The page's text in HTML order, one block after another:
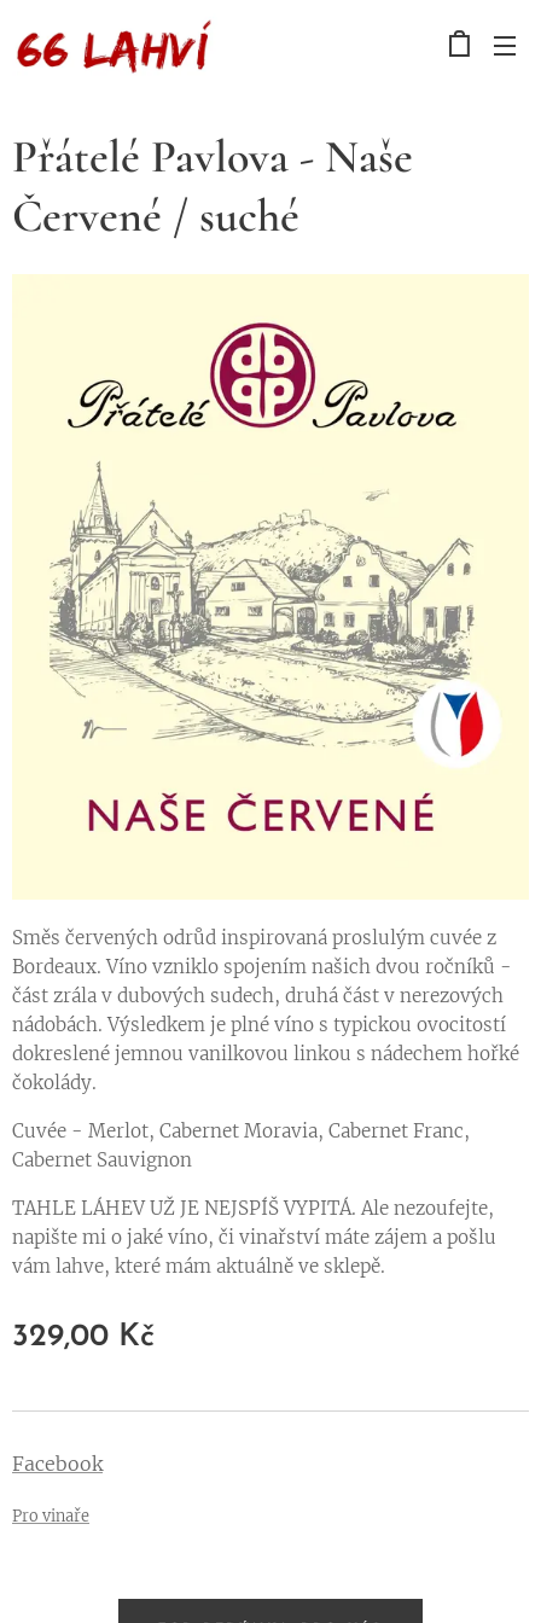
Přátelé Pavlova - Naše
Červené / suché
Směs červených odrůd inspirovaná proslulým cuvée z
Bordeaux. Víno vzniklo spojením našich dvou ročníků -
část zrála v dubových sudech, druhá část v nerezových
nádobách. Výsledkem je plné víno s typickou ovocitostí
dokreslené jemnou vanilkovou linkou s nádechem hořké
čokolády.
Cuvée - Merlot, Cabernet Moravia, Cabernet Franc,
Cabernet Sauvignon
TAHLE LÁHEV UŽ JE NEJSPÍŠ VYPITÁ. Ale nezoufejte,
napište mi o jaké víno, či vinařství máte zájem a pošlu
vám lahve, které mám aktuálně ve sklepě.
329,00 Kč
Facebook
Pro vinaře